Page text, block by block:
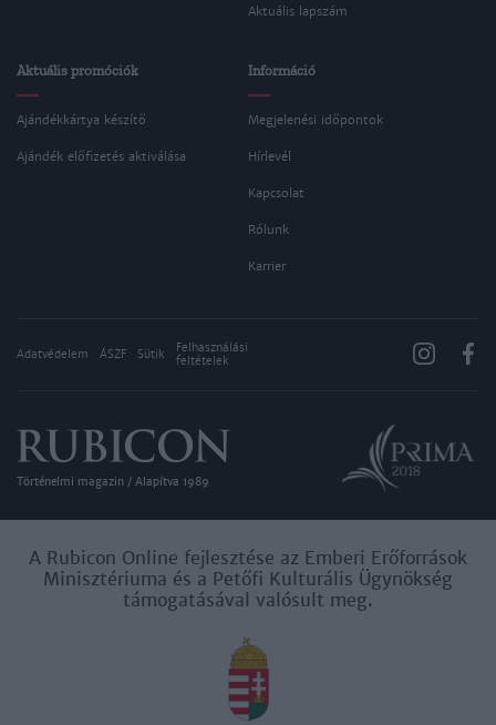
Aktuális lapszám
Aktuális promóciók
Ajándékkártya készítő
Ajándék előfizetés aktiválása
Információ
Megjelenési időpontok
Hírlevél
Kapcsolat
Rólunk
Karrier
Adatvédelem ÁSZF Sütik
Felhasználási
feltételek
Történelmi magazin / Alapítva 1989
A Rubicon Online fejlesztése az Emberi Erőforrások
Minisztériuma és a Petőfi Kulturális Ügynökség
támogatásával valósult meg.